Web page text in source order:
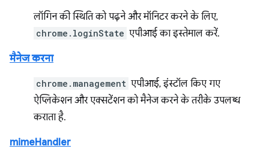
लॉगिन की स्थिति को पढ़ने और मॉनिटर करने के लिए,
chrome.loginState एपीआई का इस्तेमाल करें.
मैनेज करना
chrome.management एपीआई, इंस्टॉल किए गए
ऐप्लिकेशन और एक्सटेंशन को मैनेज करने के तरीके उपलब्ध
कराता है.
mimeHandler